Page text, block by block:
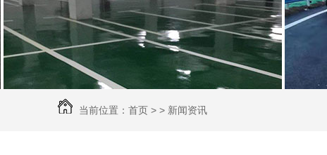
当前位置： 首页 > > 新闻资讯